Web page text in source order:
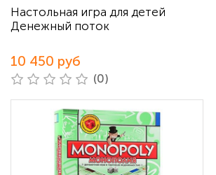
Настольная игра для детей
Денежный поток
10 450 руб
(0)